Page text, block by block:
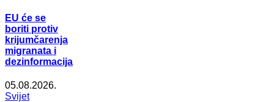
EU će se
boriti protiv
krijumčarenja
migranata i
dezinformacija
05.08.2026.
Svijet